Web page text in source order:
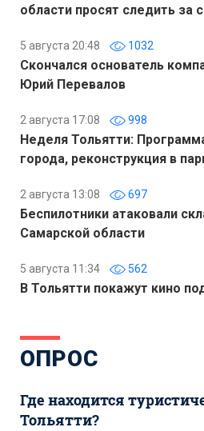
области просят следить за
5 августа 20:48 1032
Скончался основатель
Юрий Перевалов
2 августа 17:08 998
Неделя Тольятти:
города, реконструкция в
2 августа 13:08 697
Беспилотники атаковали
Самарской области
5 августа 11:34 562
В Тольятти покажут кино
ОПРОС
Где находится
Тольятти?